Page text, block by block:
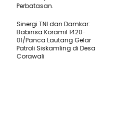
Perbatasan.
Sinergi TNI dan Damkar:
Babinsa Koramil 1420-
01/Panca Lautang Gelar
Patroli Siskamling di Desa
Corawali